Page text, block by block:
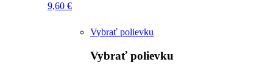
9,60 €
Vybrať polievku
Vybrať polievku